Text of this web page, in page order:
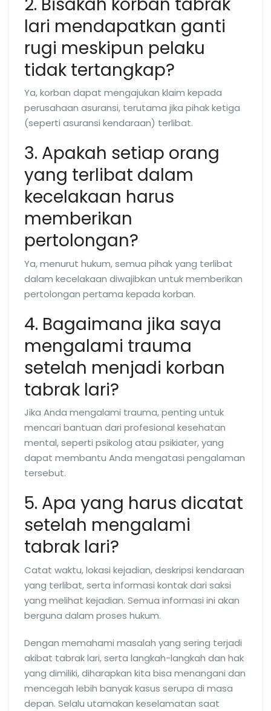
lari mendapatkan ganti
rugi meskipun pelaku
tidak tertangkap?
Ya, korban dapat mengajukan klaim kepada
perusahaan asuransi, terutama jika pihak ketiga
(seperti asuransi kendaraan) terlibat.
3. Apakah setiap orang
yang terlibat dalam
kecelakaan harus
memberikan
pertolongan?
Ya, menurut hukum, semua pihak yang terlibat
dalam kecelakaan diwajibkan untuk memberikan
pertolongan pertama kepada korban.
4. Bagaimana jika saya
mengalami trauma
setelah menjadi korban
tabrak lari?
Jika Anda mengalami trauma, penting untuk
mencari bantuan dari profesional kesehatan
mental, seperti psikolog atau psikiater, yang
dapat membantu Anda mengatasi pengalaman
tersebut.
5. Apa yang harus dicatat
setelah mengalami
tabrak lari?
Catat waktu, lokasi kejadian, deskripsi kendaraan
yang terlibat, serta informasi kontak dari saksi
yang melihat kejadian. Semua informasi ini akan
berguna dalam proses hukum.
Dengan memahami masalah yang sering terjadi
akibat tabrak lari, serta langkah-langkah dan hak
yang dimiliki, diharapkan kita bisa menangani dan
mencegah lebih banyak kasus serupa di masa
depan. Selalu utamakan keselamatan saat